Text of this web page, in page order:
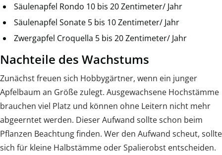
Säulenapfel Rondo 10 bis 20 Zentimeter/ Jahr
Säulenapfel Sonate 5 bis 10 Zentimeter/ Jahr
Zwergapfel Croquella 5 bis 20 Zentimeter/ Jahr
Nachteile des Wachstums
Zunächst freuen sich Hobbygärtner, wenn ein junger
Apfelbaum an Größe zulegt. Ausgewachsene Hochstämme
brauchen viel Platz und können ohne Leitern nicht mehr
abgeerntet werden. Dieser Aufwand sollte schon beim
Pflanzen Beachtung finden. Wer den Aufwand scheut, sollte
sich für kleine Halbstämme oder Spalierobst entscheiden.